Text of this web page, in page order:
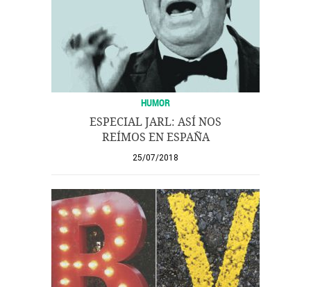
HUMOR
ESPECIAL JARL: ASÍ NOS
REÍMOS EN ESPAÑA
25/07/2018